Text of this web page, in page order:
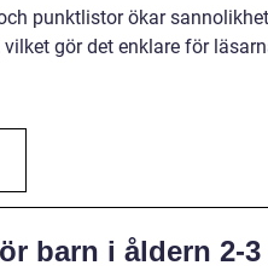
punktlistor ökar
gör det enklare för
barn i åldern 2-3